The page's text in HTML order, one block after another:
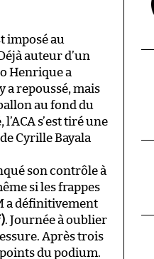
imposé au
auteur d’un
Henrique a
a repoussé, mais
au fond du
s’est tiré une
Cyrille Bayala
son contrôle à
si les frappes
a définitivement
). Journée à oublier
Après trois
du podium.